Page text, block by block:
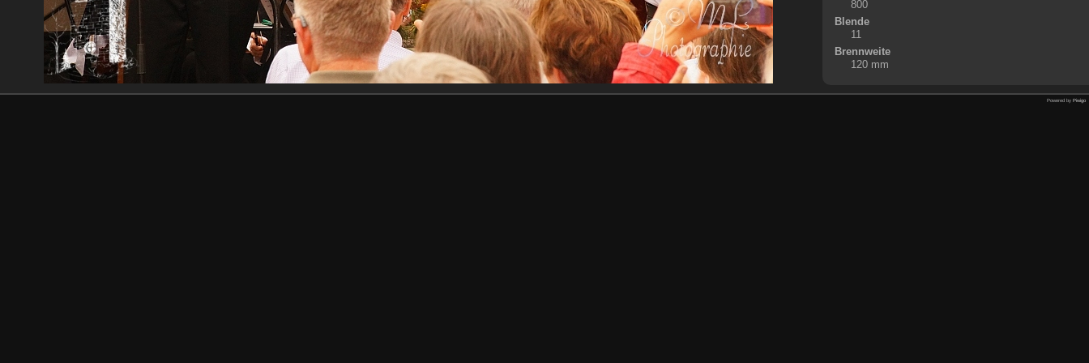
800
Blende
11
Brennweite
120 mm
Powered by Piwigo